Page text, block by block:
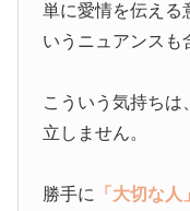
単に愛情を伝える
いうニュアンスも
こういう気持ちは
立しません。
勝手に 「大切な人